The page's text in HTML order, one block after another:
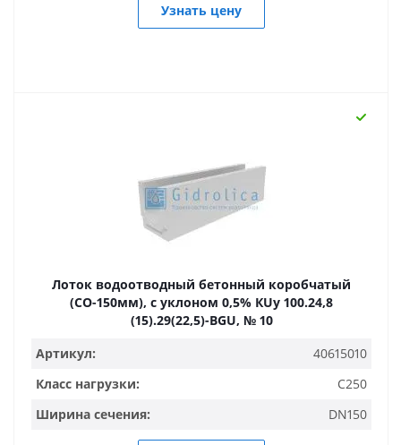
Узнать цену
Лоток водоотводный бетонный коробчатый
(СО-150мм), с уклоном 0,5% КUу 100.24,8
(15).29(22,5)-BGU, № 10
Артикул:
40615010
Класс нагрузки:
C250
Ширина сечения:
DN150